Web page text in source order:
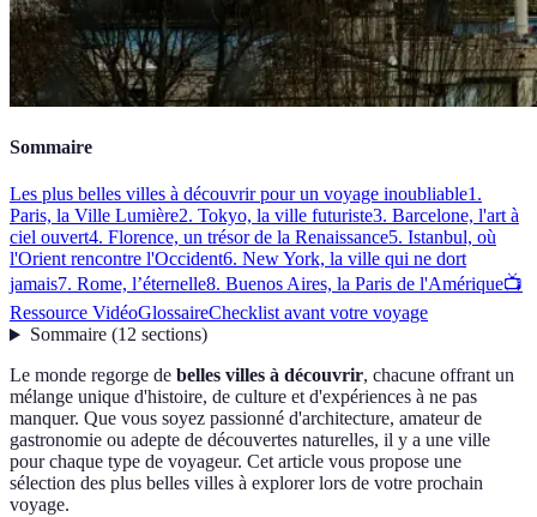
Sommaire
Les plus belles villes à découvrir pour un voyage inoubliable1.
Paris, la Ville Lumière2. Tokyo, la ville futuriste3. Barcelone, l'art à
ciel ouvert4. Florence, un trésor de la Renaissance5. Istanbul, où
l'Orient rencontre l'Occident6. New York, la ville qui ne dort
jamais7. Rome, l’éternelle8. Buenos Aires, la Paris de l'Amérique📺
Ressource VidéoGlossaireChecklist avant votre voyage
Sommaire(12 sections)
Le monde regorge de belles villes à découvrir, chacune offrant un
mélange unique d'histoire, de culture et d'expériences à ne pas
manquer. Que vous soyez passionné d'architecture, amateur de
gastronomie ou adepte de découvertes naturelles, il y a une ville
pour chaque type de voyageur. Cet article vous propose une
sélection des plus belles villes à explorer lors de votre prochain
voyage.